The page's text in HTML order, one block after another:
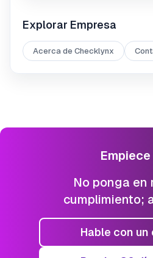
Explorar Empresa
Acerca de Checklynx
Empiece
No ponga en
cumplimiento;
Hable con